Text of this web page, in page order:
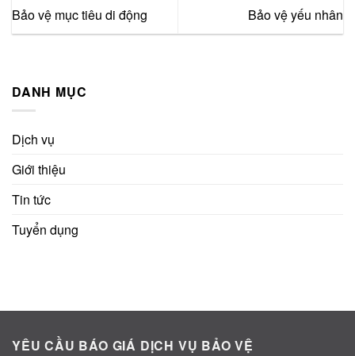
Bảo vệ mục tiêu di động Bảo vệ yếu nhân
DANH MỤC
Dịch vụ
Giới thiệu
Tin tức
Tuyển dụng
YÊU CẦU BÁO GIÁ DỊCH VỤ BẢO VỆ